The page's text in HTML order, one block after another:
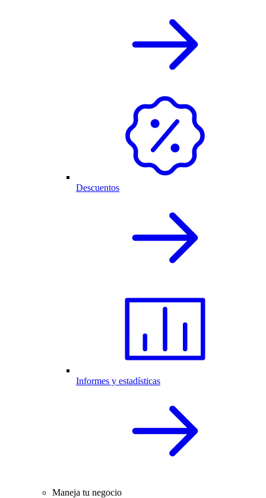
Descuentos
Informes y estadísticas
Maneja tu negocio